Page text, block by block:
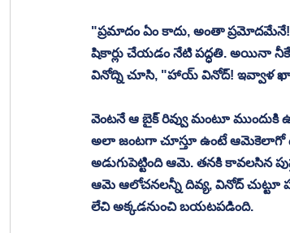
"ప్రమాదం ఏం కాదు, అంతా
షికార్లు చేయడం నేటి పద్ధతి. అయినా
వినోద్ని చూసి, "హాయ్ వినోద్! ఇవ్వాళ
వెంటనే ఆ బైక్ రివ్వు మంటూ ముందుకి
అలా జంటగా చూస్తూ ఉంటే ఆమెకెలాగో
అడుగుపెట్టింది ఆమె. తనకి కావలసిన
ఆమె ఆలోచనలన్నీ దివ్య, వినోద్ చుట్టూ
లేచి అక్కడనుంచి బయటపడింది.